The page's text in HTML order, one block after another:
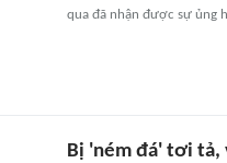
qua đã nhận được sự ủng
Bị 'ném đá' tơi tả,